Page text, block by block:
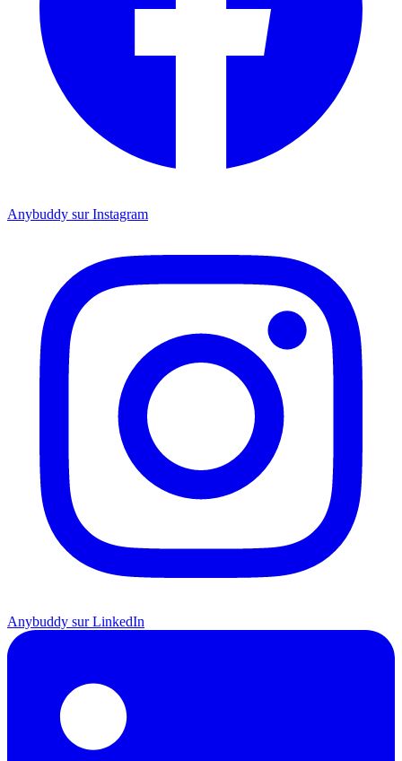
Anybuddy sur Instagram
Anybuddy sur LinkedIn